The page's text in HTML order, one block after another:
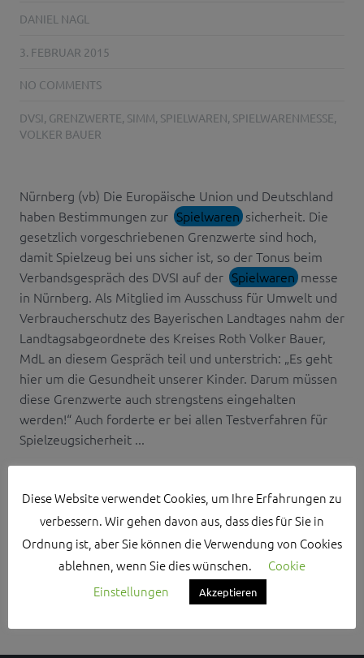
DANIEL NAGL
3. FEBRUAR 2015
NO COMMENTS
DVSI, GRENZWERTE, SIMM, SPIELWAREN, SPIELWARENMESSE,
VOLKER BAUER
Nürnberg (vb) Die Europäische Union und Deutschland
haben Bestimmungen zur Spielwaren sicherheit. Die
gesetzlich vorgeschriebenen Grenzwerte sind hoch,
damit Spielzeug bei uns sicher ist, so der Tonus beim
Verbandsgespräch des DVSI auf der Spielwaren messe
in Nürnberg. Als Mitglied im Ausschuss für Umwelt und
Verbraucherschutz des Bayerischen Landtages nahm der
Landtagsabgeordnete des Kreises Roth Volker Bauer,
MdL an diesem Gespräch teil und unterstrich: „Es geht
hier um die Gesundheit unserer Kinder. Darum müssen
diese Grenzwerte auch strengstens eingehalten
werden!“ Auch forderte er bei allen Testverfahren für
Spielzeugsicherheit ...
Search Sidebar Widget Area
Please login and add some widgets to this widget area.
Diese Website verwendet Cookies, um Ihre Erfahrungen zu
verbessern. Wir gehen davon aus, dass dies für Sie in
Ordnung ist, aber Sie können die Verwendung von Cookies
ablehnen, wenn Sie dies wünschen.
Cookie
Einstellungen
Akzeptieren